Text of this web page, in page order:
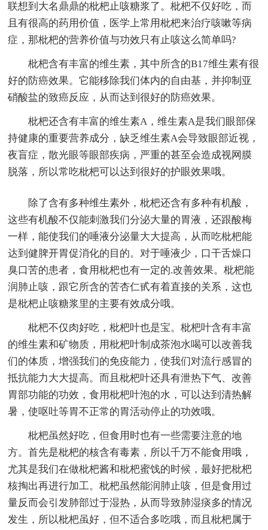
联想到大名鼎鼎的枇杷止咳糖浆了。枇杷不仅好吃，而
且有很高的药用价值，医学上常用枇杷来治疗咳嗽等病
症，那枇杷的营养价值与功效只有止咳这么简单吗?
枇杷含有丰富的维生素，其中所含的B17维生素有很
好的防癌效果。它能移除我们体内的自由基，并抑制亚
硝酸盐的致癌反应，从而达到很好的防癌效果。
枇杷还含有丰富的维生素A，维生素A是我们眼部保
持健康的重要营养成分，缺乏维生素A会导致眼部近视，
夜盲症，散光眼等眼部疾病，严重的甚至会造成视网膜
脱落，所以常吃枇杷可以达到很好的护眼效果哦。
除了含有多种维生素外，枇杷还含有多种有机酸，
这些有机酸不仅能刺激我们分泌大量的胃液，还跟酸梅
一样，能使我们的唾液分泌量大大提高，从而吃枇杷能
达到健脾开胃促消化的目的。对于唾液少，口干舌燥口
臭口苦的患者，食用枇杷也有一定的.改善效果。枇杷能
润肺止咳，跟它所含的苦杏仁甙有着直接的关系，这也
是枇杷止咳糖浆里的主要有效成分哦。
枇杷不仅肉好吃，枇杷叶也是宝。枇杷叶含有丰富
的维生素和矿物质，用枇杷叶制成茶泡水喝可以改善我
们的体质，增强我们的免疫能力，使我们对流行感冒的
抵抗能力大大提高。而且枇杷叶还具有泄热下气、改善
胃部功能的功效，食用枇杷叶泡的水，可以达到清热解
暑，使呕吐等胃不正常的胃活动停止的功效哦。
枇杷虽然好吃，但食用时也有一些需要注意的地
方。首先是枇杷的核含有毒素，所以千万不能食用哦，
尤其是我们在做枇杷酱和枇杷蜜饯的时候，最好把枇杷
核掏出再进行加工。枇杷虽然能润肺止咳，但是食用过
量反而会引发肺部过于湿热，从而导致肺湿痰多的情况
发生，所以枇杷虽好，但不适合多吃哦，而且枇杷属于